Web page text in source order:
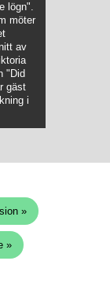
lögn".
möter
av
"Did
gäst
i
»
»